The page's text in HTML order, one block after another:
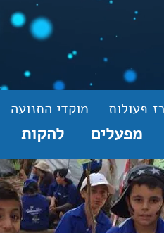
מוקדי התנועה פעולות
להקות מפעלים